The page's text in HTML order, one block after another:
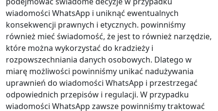
wiadomości WhatsApp i uniknąć ewentualnych
konsekwencji prawnych i etycznych. powinniśmy
również mieć świadomość, że jest to również narzędzie,
które można wykorzystać do kradzieży i
rozpowszechniania danych osobowych. Dlatego w
miarę możliwości powinniśmy unikać nadużywania
uprawnień do wiadomości WhatsApp i przestrzegać
odpowiednich przepisów i regulacji. W przypadku
wiadomości WhatsApp zawsze powinniśmy traktować